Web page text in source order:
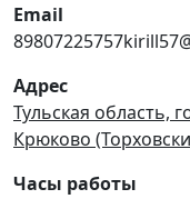
Email
Адрес
Тульская область,
Крюково
Часы работы